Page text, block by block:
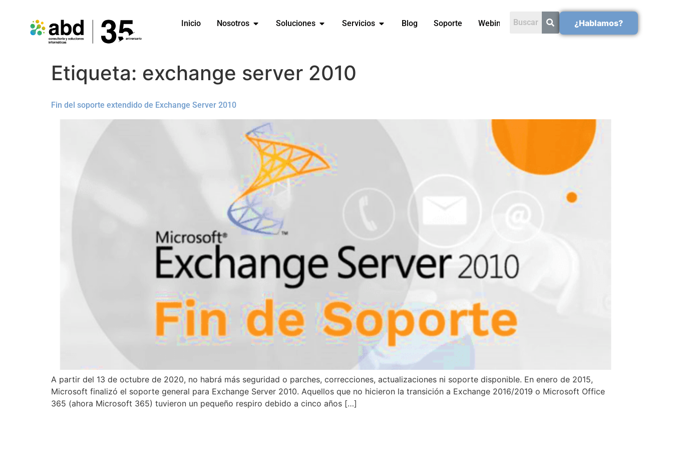
Inicio Nosotros Soluciones Servicios Blog Soporte Webinars ¿Hablamos?
Etiqueta: exchange server 2010
Fin del soporte extendido de Exchange Server 2010
A partir del 13 de octubre de 2020, no habrá más seguridad o parches, correcciones, actualizaciones ni soporte disponible. En enero de 2015,
Microsoft finalizó el soporte general para Exchange Server 2010. Aquellos que no hicieron la transición a Exchange 2016/2019 o Microsoft Office
365 (ahora Microsoft 365) tuvieron un pequeño respiro debido a cinco años […]